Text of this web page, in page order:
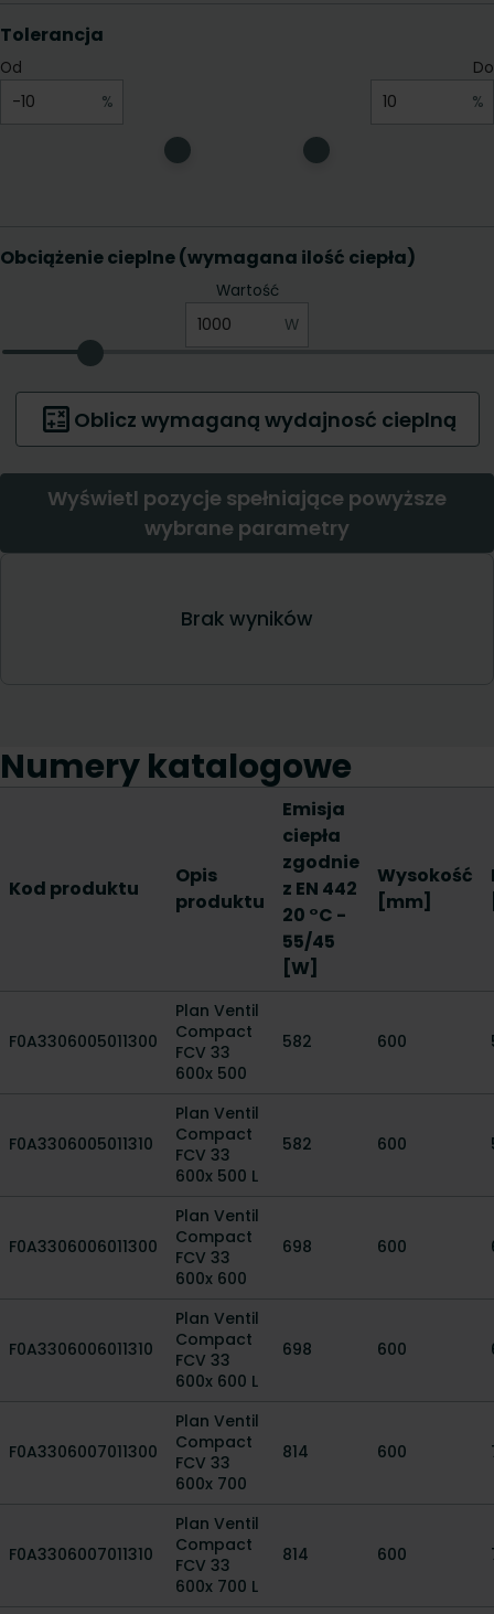
Numery katalogowe
Kod produktu
Opis
produktu
Emisja
ciepła
zgodnie
z EN 442
20 °C -
55/45
[W]
Wysokość
[mm]
F0A3306005011300
Plan Ventil
Compact
FCV 33
600x 500
582 600
F0A3306005011310
Plan Ventil
Compact
FCV 33
600x 500 L
582 600
F0A3306006011300
Plan Ventil
Compact
FCV 33
600x 600
698 600
F0A3306006011310
Plan Ventil
Compact
FCV 33
600x 600 L
698 600
F0A3306007011300
Plan Ventil
Compact
FCV 33
600x 700
814 600
F0A3306007011310
Plan Ventil
Compact
FCV 33
600x 700 L
814 600